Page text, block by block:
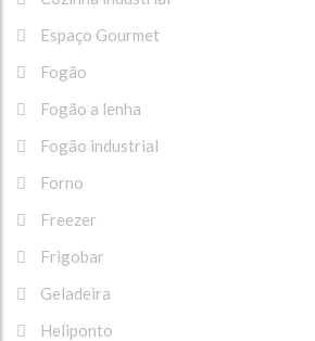
Espaço Gourmet
Fogão
Fogão a lenha
Fogão industrial
Forno
Freezer
Frigobar
Geladeira
Heliponto